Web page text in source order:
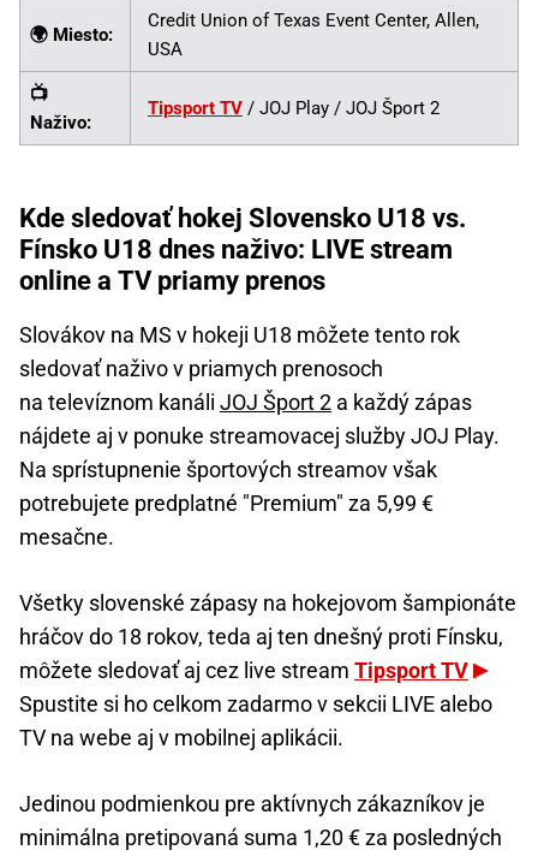
🌍 Miesto:
Credit Union of Texas Event Center, Allen,
USA
📺
Naživo:
Tipsport TV / JOJ Play / JOJ Šport 2
Kde sledovať hokej Slovensko U18 vs.
Fínsko U18 dnes naživo: LIVE stream
online a TV priamy prenos
Slovákov na MS v hokeji U18 môžete tento rok
sledovať naživo v priamych prenosoch
na televíznom kanáli JOJ Šport 2 a každý zápas
nájdete aj v ponuke streamovacej služby JOJ Play.
Na sprístupnenie športových streamov však
potrebujete predplatné "Premium" za 5,99 €
mesačne.
Všetky slovenské zápasy na hokejovom šampionáte
hráčov do 18 rokov, teda aj ten dnešný proti Fínsku,
môžete sledovať aj cez live stream Tipsport TV
Spustite si ho celkom zadarmo v sekcii LIVE alebo
TV na webe aj v mobilnej aplikácii.
Jedinou podmienkou pre aktívnych zákazníkov je
minimálna pretipovaná suma 1,20 € za posledných